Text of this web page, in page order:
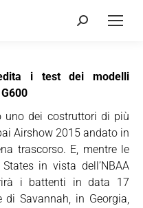
Cerca:
i test dei modelli
uno dei costruttori di più
Airshow 2015 andato in
trascorso. E, mentre le
in vista dell’NBAA
i battenti in data 17
di Savannah, in Georgia,